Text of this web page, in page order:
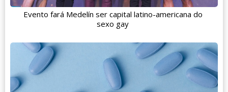
Evento fará Medelín ser capital latino-americana do
sexo gay